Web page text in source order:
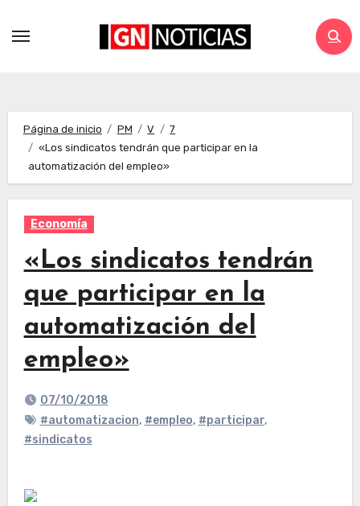
Página de inicio PM V
7
«Los sindicatos tendrán que participar en la
automatización del empleo»
Economía
«Los sindicatos tendrán
que participar en la
automatización del
empleo»
07/10/2018
#automatizacion, #empleo, #participar,
#sindicatos